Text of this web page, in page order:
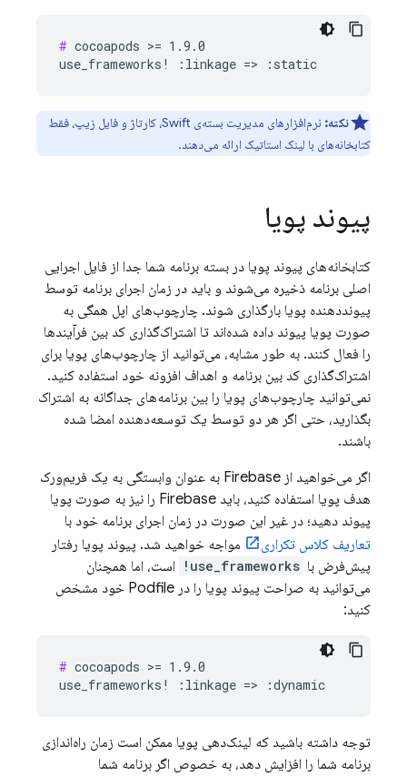
# cocoapods >= 1.9.0
نکته:
نرم‌افزارهای مدیریت بسته‌ی Swift، کارتاژ و فایل زیپ، فقط
کتابخانه‌های با لینک استاتیک ارائه می‌دهند.
پیوند پویا
کتابخانه‌های پیوند پویا در بسته برنامه شما جدا از فایل اجرایی
اصلی برنامه ذخیره می‌شوند و باید در زمان اجرای برنامه توسط
پیونددهنده پویا بارگذاری شوند. چارچوب‌های اپل همگی به
صورت پویا پیوند داده شده‌اند تا اشتراک‌گذاری کد بین فرآیندها
را فعال کنند. به طور مشابه، می‌توانید از چارچوب‌های پویا برای
اشتراک‌گذاری کد بین برنامه و اهداف افزونه خود استفاده کنید.
نمی‌توانید چارچوب‌های پویا را بین برنامه‌های جداگانه به اشتراک
بگذارید، حتی اگر هر دو توسط یک توسعه‌دهنده امضا شده
باشند.
اگر می‌خواهید از Firebase به عنوان وابستگی به یک فریم‌ورک
هدف پویا استفاده کنید، باید Firebase را نیز به صورت پویا
پیوند دهید؛ در غیر این صورت در زمان اجرای برنامه خود با
تعاریف کلاس تکراری
مواجه خواهید شد. پیوند پویا رفتار
پیش‌فرض با use_frameworks!
است، اما همچنان
می‌توانید به صراحت پیوند پویا را در Podfile خود مشخص
کنید:
# cocoapods >= 1.9.0
توجه داشته باشید که لینک‌دهی پویا ممکن است زمان راه‌اندازی
برنامه شما را افزایش دهد، به خصوص اگر برنامه شما